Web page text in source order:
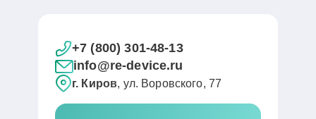
+7 (800) 301-48-13
info@re-device.ru
г. Киров, ул. Воровского, 77